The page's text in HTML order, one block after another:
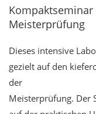
Meisterprüfung
Dieses intensive
gezielt auf den
der
Meisterprüfung. Der